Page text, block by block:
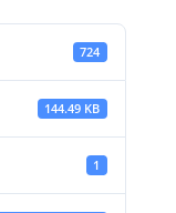
724
144.49 KB
1